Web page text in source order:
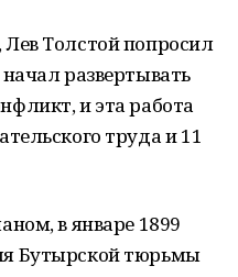
Толстой попросил
развертывать
и эта работа
труда и 11
в январе 1899
Бутырской тюрьмы